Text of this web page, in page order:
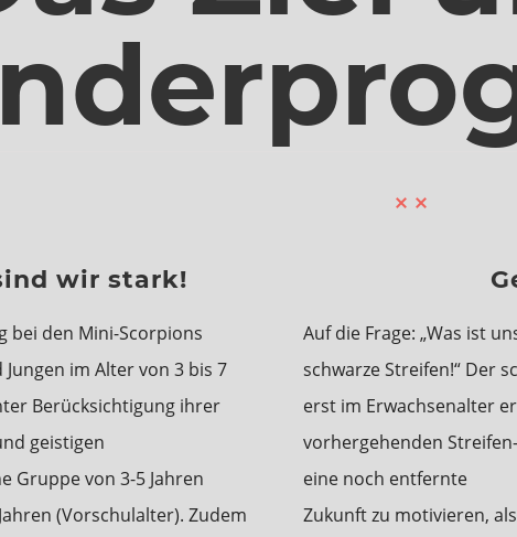
wir stark!
bei den Mini-Scorpions
im Alter von 3 bis 7
Berücksichtigung ihrer
geistigen
Gruppe von 3-5 Jahren
(Vorschulalter). Zudem
Auf die Frage: „Was ist
schwarze Streifen!“ Der
erst im Erwachsenalter
vorhergehenden
eine noch entfernte
Zukunft zu motivieren,